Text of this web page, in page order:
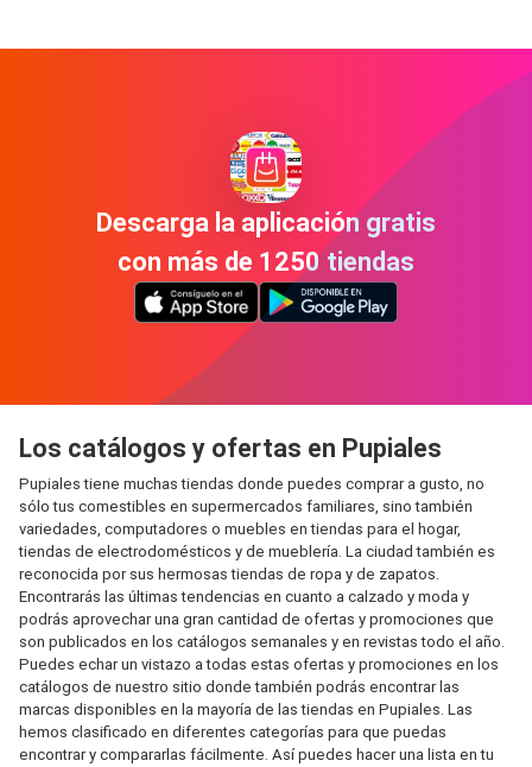
Descarga la aplicación gratis
con más de 1250 tiendas
Los catálogos y ofertas en Pupiales
Pupiales tiene muchas tiendas donde puedes comprar a gusto, no
sólo tus comestibles en supermercados familiares, sino también
variedades, computadores o muebles en tiendas para el hogar,
tiendas de electrodomésticos y de mueblería. La ciudad también es
reconocida por sus hermosas tiendas de ropa y de zapatos.
Encontrarás las últimas tendencias en cuanto a calzado y moda y
podrás aprovechar una gran cantidad de ofertas y promociones que
son publicados en los catálogos semanales y en revistas todo el año.
Puedes echar un vistazo a todas estas ofertas y promociones en los
catálogos de nuestro sitio donde también podrás encontrar las
marcas disponibles en la mayoría de las tiendas en Pupiales. Las
hemos clasificado en diferentes categorías para que puedas
encontrar y compararlas fácilmente. Así puedes hacer una lista en tu